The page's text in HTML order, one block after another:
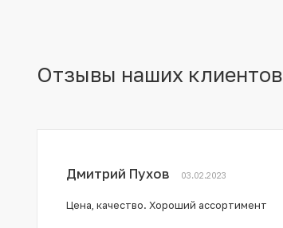
Отзывы наших клиентов
Дмитрий Пухов 03.02.2023
Цена, качество. Хороший ассортимент